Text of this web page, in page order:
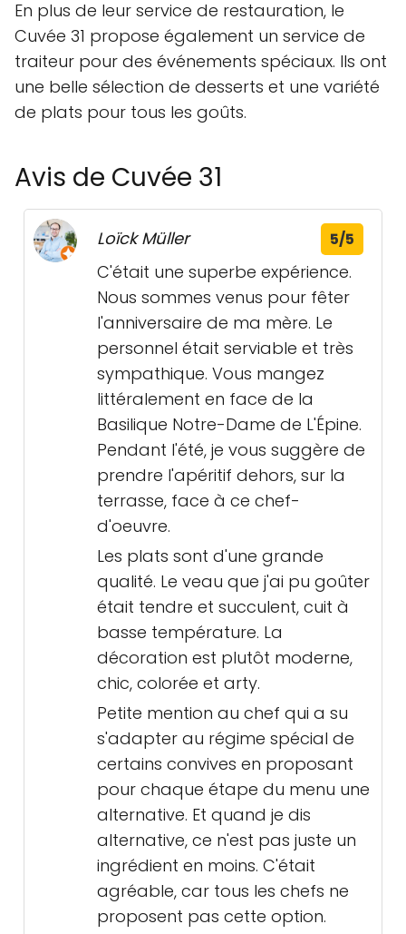
En plus de leur service de restauration, le
Cuvée 31 propose également un service de
traiteur pour des événements spéciaux. Ils ont
une belle sélection de desserts et une variété
de plats pour tous les goûts.
Avis de Cuvée 31
Loïck Müller 5/5
C'était une superbe expérience.
Nous sommes venus pour fêter
l'anniversaire de ma mère. Le
personnel était serviable et très
sympathique. Vous mangez
littéralement en face de la
Basilique Notre-Dame de L'Épine.
Pendant l'été, je vous suggère de
prendre l'apéritif dehors, sur la
terrasse, face à ce chef-
d'oeuvre.
Les plats sont d'une grande
qualité. Le veau que j'ai pu goûter
était tendre et succulent, cuit à
basse température. La
décoration est plutôt moderne,
chic, colorée et arty.
Petite mention au chef qui a su
s'adapter au régime spécial de
certains convives en proposant
pour chaque étape du menu une
alternative. Et quand je dis
alternative, ce n'est pas juste un
ingrédient en moins. C'était
agréable, car tous les chefs ne
proposent pas cette option.